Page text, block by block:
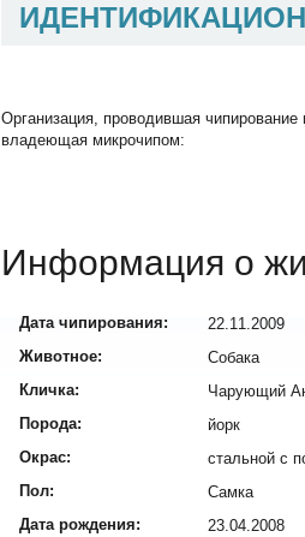
Организация, проводившая чипирование
владеющая микрочипом:
Информация о
Дата чипирования:
22.11.2009
Животное:
Собака
Кличка:
Чарующий
Порода:
йорк
Окрас:
стальной с
Пол:
Самка
Дата рождения:
23.04.2008